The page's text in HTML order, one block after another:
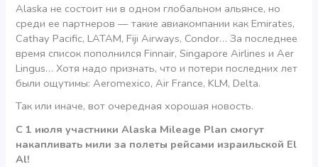
Alaska не состоит ни в одном глобальном альянсе, но
среди ее партнеров — такие авиакомпании как Emirates,
Cathay Pacific, LATAM, Fiji Airways, Condor… За последнее
время список пополнился Finnair, Singapore Airlines и Aer
Lingus… Хотя надо признать, что и потери последних лет
были ощутимы: Aeromexico, Air France, KLM, Delta.
Так или иначе, вот очередная хорошая новость.
С 1 июля участники Alaska Mileage Plan смогут
накапливать мили за полеты рейсами израильской El
Al!